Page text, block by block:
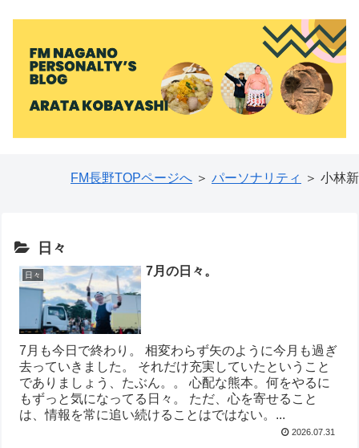
FM長野TOPページへ ＞ パーソナリティ ＞ 小林新
日々
日々 7月の日々。
7月も今日で終わり。 相変わらず矢のように今月も過ぎ
去っていきました。 それだけ充実していたということ
でありましょう、たぶん。。 心配な熊本。何をやるに
もずっと気になってる日々。 ただ、心を寄せること
は、情報を常に追い続けることはではない。...
2026.07.31